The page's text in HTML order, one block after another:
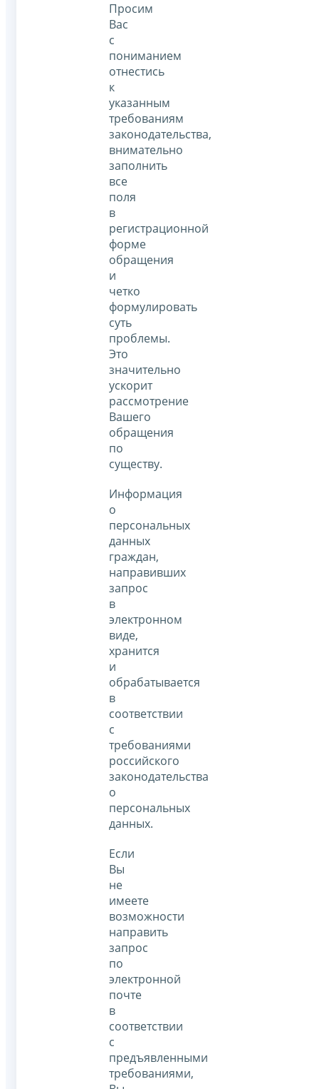
Просим
Вас
с
пониманием
отнестись
к
указанным
требованиям
законодательства,
внимательно
заполнить
все
поля
в
регистрационной
форме
обращения
и
четко
формулировать
суть
проблемы.
Это
значительно
ускорит
рассмотрение
Вашего
обращения
по
существу.
Информация
о
персональных
данных
граждан,
направивших
запрос
в
электронном
виде,
хранится
и
обрабатывается
в
соответствии
с
требованиями
российского
законодательства
о
персональных
данных.
Если
Вы
не
имеете
возможности
направить
запрос
по
электронной
почте
в
соответствии
с
предъявленными
требованиями,